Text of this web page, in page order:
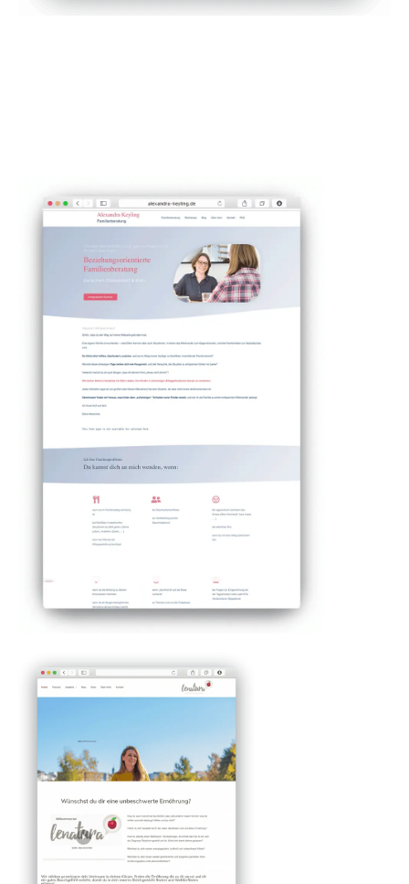
stern+berg
"Oh mein Gott Mareike ist die Seite geil!!! Die
Seite ist jetzt tausend mal besser als vorher.
Vielen Dank auch für deine inhaltlichen
Korrekturen. Da sieht man auch wie stark du
textest." Andrea Yildiz
DETAILS ANSCHAUEN
Familienberatung Alexandra
Keyling
Ohne dich und deine liebevollen Arschtritte
wäre meine Seite wahrscheinlich niemals fertig
geworden. Es ist so schön zu wissen, dass du im